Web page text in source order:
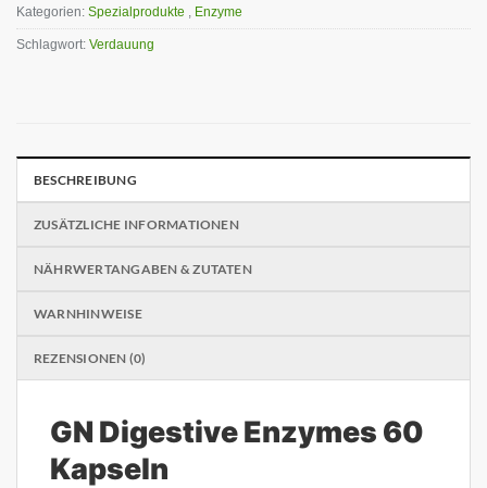
Kategorien: Spezialprodukte , Enzyme
Schlagwort: Verdauung
BESCHREIBUNG
ZUSÄTZLICHE INFORMATIONEN
NÄHRWERTANGABEN & ZUTATEN
WARNHINWEISE
REZENSIONEN (0)
GN Digestive Enzymes 60
Kapseln